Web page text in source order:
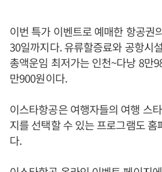
이번 특가 이벤트로 예매한 항공권
30일까지다. 유류할증료와 공항시
총액운임 최저가는 인천~다낭 8만
만900원이다.
이스타항공은 여행자들의 여행 스
지를 선택할 수 있는 프로그램도
다.